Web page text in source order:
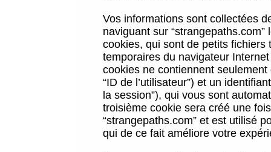
Vos informations sont collectées
naviguant sur
cookies, qui sont de petits
temporaires du navigateur
cookies ne contiennent
“ID de l’utilisateur”) et un
la session”), qui vous sont
troisième cookie sera créé une
“strangepaths.com” et est utilisé
qui de ce fait améliore votre